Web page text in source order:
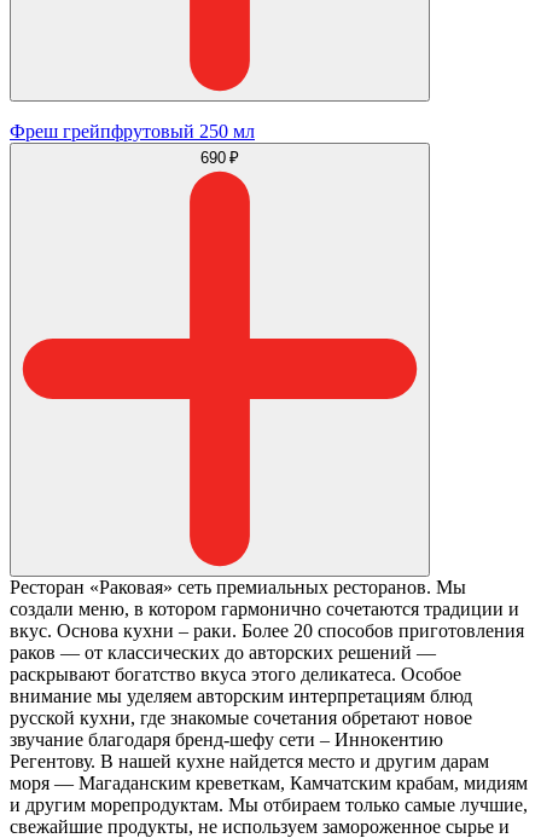
Фреш грейпфрутовый 250 мл
690 ₽
Ресторан «Раковая» сеть премиальных ресторанов. Мы
создали меню, в котором гармонично сочетаются традиции и
вкус. Основа кухни – раки. Более 20 способов приготовления
раков — от классических до авторских решений —
раскрывают богатство вкуса этого деликатеса. Особое
внимание мы уделяем авторским интерпретациям блюд
русской кухни, где знакомые сочетания обретают новое
звучание благодаря бренд-шефу сети – Иннокентию
Регентову. В нашей кухне найдется место и другим дарам
моря — Магаданским креветкам, Камчатским крабам, мидиям
и другим морепродуктам. Мы отбираем только самые лучшие,
свежайшие продукты, не используем замороженное сырье и